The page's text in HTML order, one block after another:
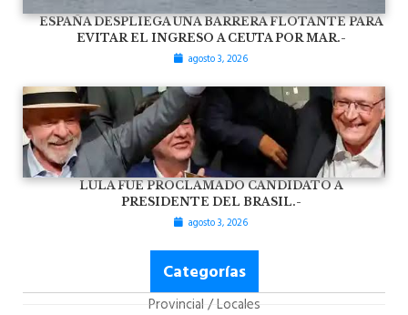
ESPAÑA DESPLIEGA UNA BARRERA FLOTANTE PARA
EVITAR EL INGRESO A CEUTA POR MAR.-
agosto 3, 2026
LULA FUE PROCLAMADO CANDIDATO A
PRESIDENTE DEL BRASIL.-
agosto 3, 2026
Categorías
Provincial / Locales